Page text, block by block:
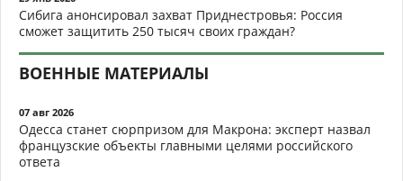
Сибига анонсировал захват Приднестровья: Россия
сможет защитить 250 тысяч своих граждан?
ВОЕННЫЕ МАТЕРИАЛЫ
07 авг 2026
Одесса станет сюрпризом для Макрона: эксперт назвал
французские объекты главными целями российского
ответа